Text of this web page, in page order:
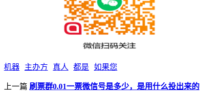
机器 主办方 真人 都是 如果您
上一篇 刷票群0.01一票微信号是多少，是用什么投出来的